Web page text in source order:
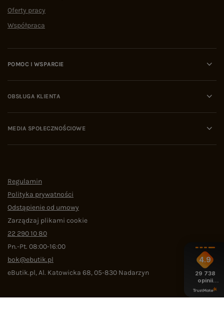
Oferty pracy
Współpraca
POMOC I WSPARCIE
OBSŁUGA KLIENTA
MEDIA SPOŁECZNOŚCIOWE
Regulamin
Polityka prywatności
Odstąpienie od umowy
Zarządzaj plikami cookie
22 290 10 80
Pn.-Pt. 08:00-16:00
bok@ebutik.pl
eButik.pl,Al. Katowicka 68,05-830 Nadarzyn
4.9
29 738
opinii
z całego